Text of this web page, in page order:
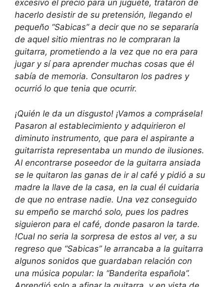
excesivo el precio para un juguete, trataron de
hacerlo desistir de su pretensión, llegando el
pequeño “Sabicas” a decir que no se separaría
de aquel sitio mientras no le compraran la
guitarra, prometiendo a la vez que no era para
jugar y sí para aprender muchas cosas que él
sabía de memoria. Consultaron los padres y
ocurrió lo que tenia que ocurrir.
¡Quién le da un disgusto! ¡Vamos a comprásela!
Pasaron al establecimiento y adquirieron el
diminuto instrumento, que para el aspirante a
guitarrista representaba un mundo de ilusiones.
Al encontrarse poseedor de la guitarra ansiada
se le quitaron las ganas de ir al café y pidió a su
madre la llave de la casa, en la cual él cuidaria
de que no entrase nadie. Una vez conseguido
su empeño se marchó solo, pues los padres
siguieron para el café, donde pasaron la tarde.
!Cual no seria la sorpresa de estos al ver, a su
regreso que “Sabicas” le arrancaba a la guitarra
algunos sonidos que guardaban relación con
una música popular: la “Banderita española”.